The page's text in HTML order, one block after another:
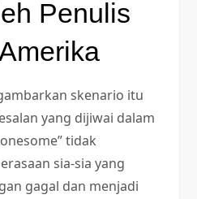
Penulis
skenario itu
yang dijiwai dalam
tidak
sia-sia yang
gagal dan menjadi